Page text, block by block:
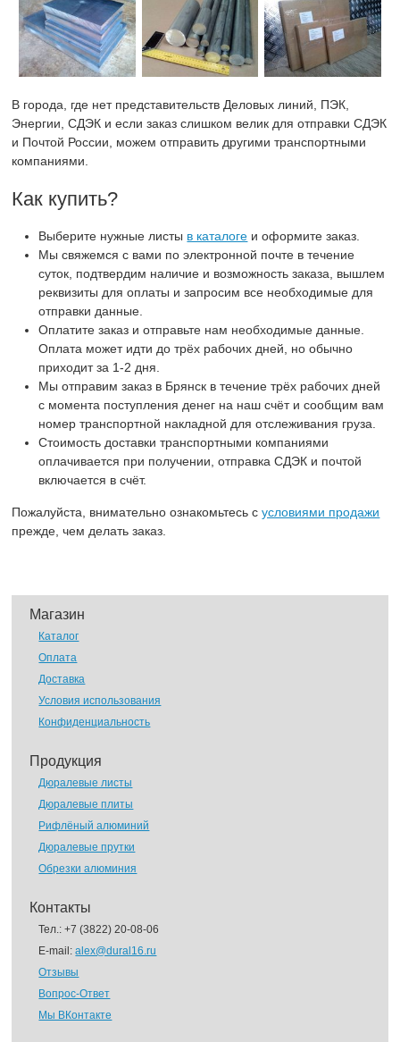
В города, где нет представительств Деловых линий, ПЭК,
Энергии, СДЭК и если заказ слишком велик для отправки СДЭК
и Почтой России, можем отправить другими транспортными
компаниями.
Как купить?
Выберите нужные листы в каталоге и оформите заказ.
Мы свяжемся с вами по электронной почте в течение
суток, подтвердим наличие и возможность заказа, вышлем
реквизиты для оплаты и запросим все необходимые для
отправки данные.
Оплатите заказ и отправьте нам необходимые данные.
Оплата может идти до трёх рабочих дней, но обычно
приходит за 1-2 дня.
Мы отправим заказ в Брянск в течение трёх рабочих дней
с момента поступления денег на наш счёт и сообщим вам
номер транспортной накладной для отслеживания груза.
Стоимость доставки транспортными компаниями
оплачивается при получении, отправка СДЭК и почтой
включается в счёт.
Пожалуйста, внимательно ознакомьтесь сусловиями продажи
прежде, чем делать заказ.
Магазин
Каталог
Оплата
Доставка
Условия использования
Конфиденциальность
Продукция
Дюралевые листы
Дюралевые плиты
Рифлёный алюминий
Дюралевые прутки
Обрезки алюминия
Контакты
Тел.:+7 (3822) 20-08-06
E-mail:alex@dural16.ru
Отзывы
Вопрос-Ответ
Мы ВКонтакте